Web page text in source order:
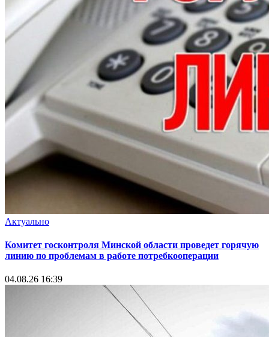
Актуально
Комитет госконтроля Минской области проведет горячую
линию по проблемам в работе потребкооперации
04.08.26 16:39